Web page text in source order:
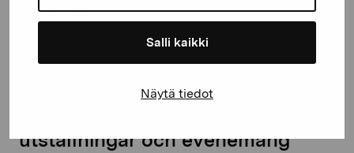
Salli kaikki
Näytä tiedot
Kontakta oss
utställningar och evenemang